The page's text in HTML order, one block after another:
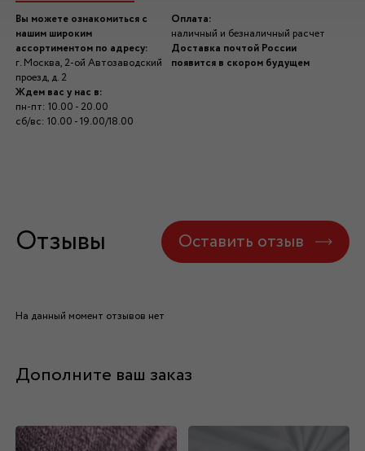
Вы можете ознакомиться с
нашим широким
ассортиментом по адресу:
г. Москва, 2-ой Автозаводский
проезд, д. 2
Ждем вас у нас в:
пн-пт: 10.00 - 20.00
сб/вс: 10.00 - 19.00/18.00
Оплата:
наличный и безналичный расчет
Доставка почтой России
появится в скором будущем
Отзывы Оставить отзыв
На данный момент отзывов нет
Дополните ваш заказ